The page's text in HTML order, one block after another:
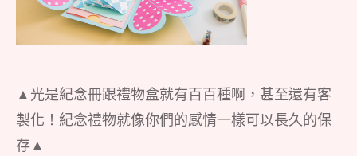
▲光是紀念冊跟禮物盒就有百百種啊，甚至還有客
製化！紀念禮物就像你們的感情一樣可以長久的保
存▲